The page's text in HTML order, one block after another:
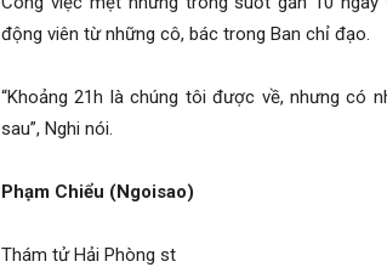
thám
động viên từ những cô, bác trong Ban chỉ đạo.
“Khoảng 21h là chúng tôi được về, nhưng có
sau”, Nghi nói.
Phạm Chiểu (Ngoisao)
Thám tử Hải Phòng st